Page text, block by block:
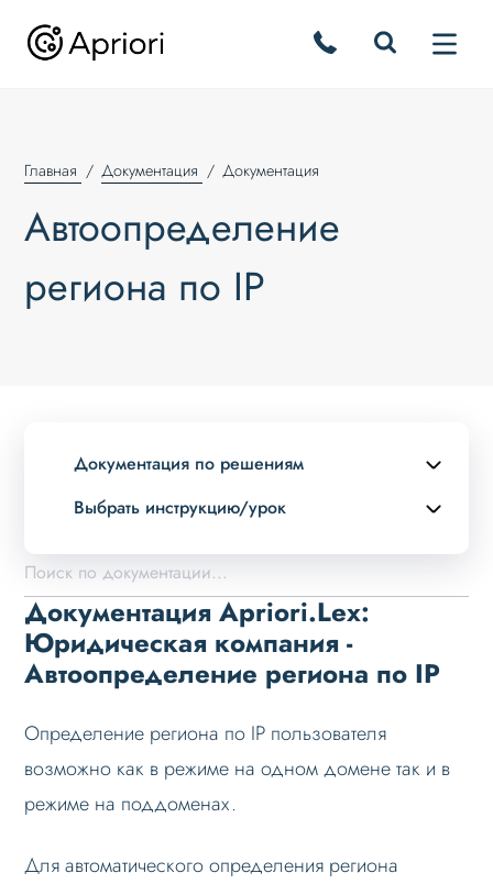
Главная Документация Документация
Автоопределение
региона по IP
Документация по решениям
Выбрать инструкцию/урок
Описание курса
Возможности
Примеры страниц
Установка и обновление
Дизайн
Оформление контента
Мультирегиональность
Документация Apriori.Lex:
Юридическая компания -
Автоопределение региона по IP
Определение региона по IP пользователя
возможно как в режиме на одном домене так и в
режиме на поддоменах.
Для автоматического определения региона